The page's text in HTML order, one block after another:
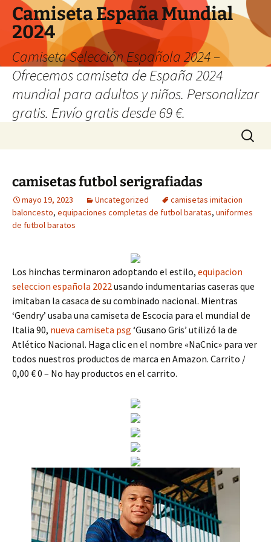
Camiseta España Mundial
2024
Camiseta Selección Española 2024 –
Ofrecemos camiseta de España 2024
mundial para adultos y niños. Personalizar
gratis. Envío gratis desde 69 €.
Buscar:
camisetas futbol serigrafiadas
mayo 19, 2023 Uncategorized
camisetas imitacion
baloncesto, equipaciones completas de futbol baratas, uniformes
de futbol baratos
Los hinchas terminaron adoptando el estilo, equipacion
seleccion española 2022usando indumentarias caseras que
imitaban la casaca de su combinado nacional. Mientras
‘Gendry’ usaba una camiseta de Escocia para el mundial de
Italia 90, nueva camiseta psg ‘Gusano Gris’ utilizó la de
Atlético Nacional. Haga clic en el nombre «NaCnic» para ver
todos nuestros productos de marca en Amazon. Carrito /
0,00 € 0 – No hay productos en el carrito.